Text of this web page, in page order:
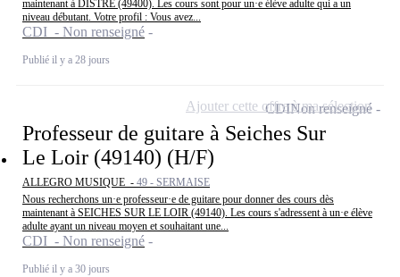
maintenant à DISTRE (49400). Les cours sont pour un·e élève adulte qui a un
niveau débutant. Votre profil : Vous avez...
CDI - Non renseigné
Publié il y a 28 jours
Professeur de guitare à Seiches Sur
Le Loir (49140) (H/F)
ALLEGRO MUSIQUE - 49 - SERMAISE
Nous recherchons un·e professeur·e de guitare pour donner des cours dès
maintenant à SEICHES SUR LE LOIR (49140). Les cours s'adressent à un·e élève
adulte ayant un niveau moyen et souhaitant une...
CDI - Non renseigné
Publié il y a 30 jours
CDINon renseigné
Ajouter cette offre à ma sélection